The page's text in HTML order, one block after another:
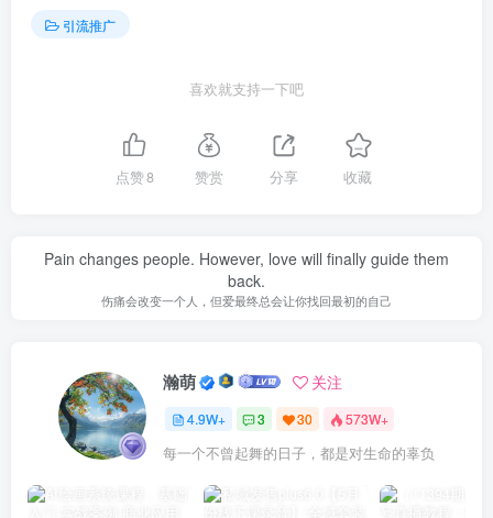
引流推广
喜欢就支持一下吧
点赞8 赞赏 分享 收藏
Pain changes people. However, love will finally guide them
back.
伤痛会改变一个人，但爱最终总会让你找回最初的自己
瀚萌 关注
4.9W+ 3 30 573W+
每一个不曾起舞的日子，都是对生命的辜负